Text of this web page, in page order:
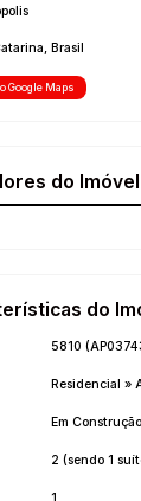
Brasil
Google Maps
do Imóvel
do
5810
Residencial »
Em Construção
2 (sendo 1
1